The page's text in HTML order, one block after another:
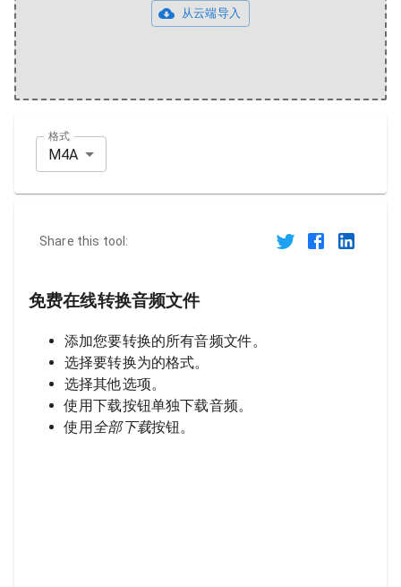
从云端导入
格式
M4A
Share this tool:
免费在线转换音频文件
添加您要转换的所有音频文件。
选择要转换为的格式。
选择其他选项。
使用下载按钮单独下载音频。
使用全部下载按钮。